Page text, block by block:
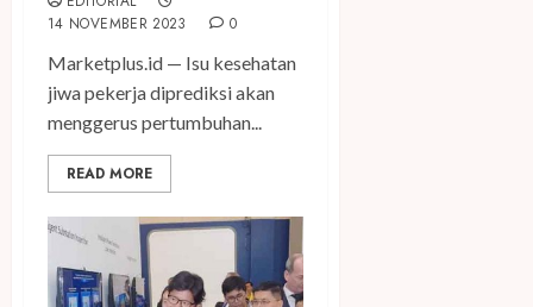
14 NOVEMBER 2023
0
Marketplus.id — Isu kesehatan
jiwa pekerja diprediksi akan
menggerus pertumbuhan...
READ MORE